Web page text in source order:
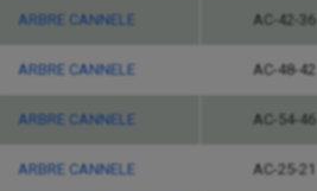
ARBRE CANNELE AC-42-36
ARBRE CANNELE AC-48-42
ARBRE CANNELE AC-54-46
ARBRE CANNELE AC-25-21